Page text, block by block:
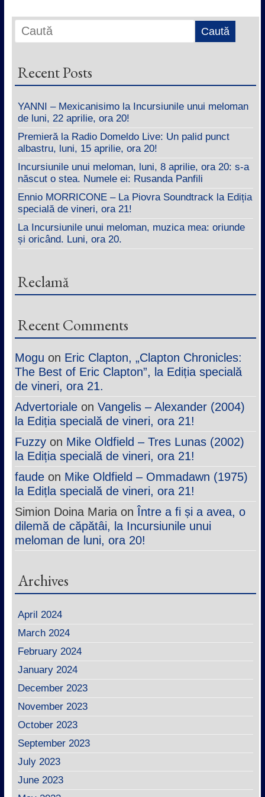
Recent Posts
YANNI – Mexicanisimo la Incursiunile unui meloman
de luni, 22 aprilie, ora 20!
Premieră la Radio Domeldo Live: Un palid punct
albastru, luni, 15 aprilie, ora 20!
Incursiunile unui meloman, luni, 8 aprilie, ora 20: s-a
născut o stea. Numele ei: Rusanda Panfili
Ennio MORRICONE – La Piovra Soundtrack la Ediția
specială de vineri, ora 21!
La Incursiunile unui meloman, muzica mea: oriunde
și oricând. Luni, ora 20.
Reclamă
Recent Comments
Mogu on Eric Clapton, „Clapton Chronicles:
The Best of Eric Clapton”, la Ediția specială
de vineri, ora 21.
Advertorialeon Vangelis – Alexander (2004)
la Ediția specială de vineri, ora 21!
Fuzzyon Mike Oldfield – Tres Lunas (2002)
la Ediția specială de vineri, ora 21!
faudeon Mike Oldfield – Ommadawn (1975)
la Edițla specială de vineri, ora 21!
Simion Doina MariaonÎntre a fi și a avea, o
dilemă de căpătâi, la Incursiunile unui
meloman de luni, ora 20!
Archives
April 2024
March 2024
February 2024
January 2024
December 2023
November 2023
October 2023
September 2023
July 2023
June 2023